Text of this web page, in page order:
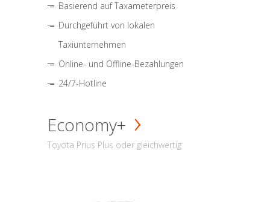
Basierend auf Taxameterpreis
Durchgeführt von lokalen
Taxiunternehmen
Online- und Offline-Bezahlungen
24/7-Hotline
Economy+
Toyota Prius Plus oder gleichwertig